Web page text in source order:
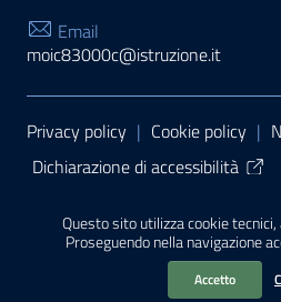
Questo sito utilizza cookie
Proseguendo nella navigazione
Accetto
Email
moic83000c@istruzione.it
Sezione Link Utili
Privacy policy | Cookie policy |
Dichiarazione di accessibilità
PA di AgID
| Realizzato con